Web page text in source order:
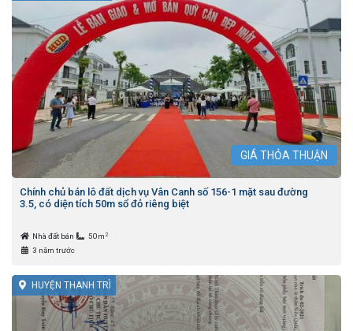
GIÁTHỎA THUẬN
Chính chủ bán lô đất dịch vụ Vân Canh số 156-1 mặt sau đường
3.5, có diện tích 50m sổ đỏ riêng biệt
Nhà đất bán 50m 2
3 năm trước
HUYỆN THANH TRÌ